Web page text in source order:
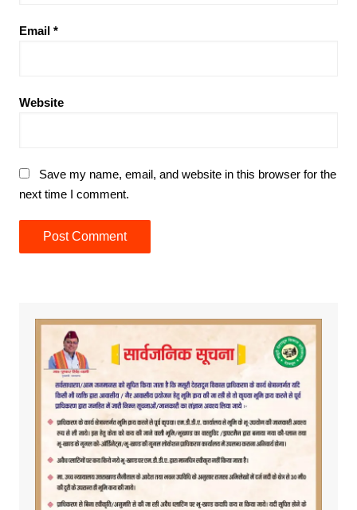
Email *
Website
Save my name, email, and website in this browser for the
next time I comment.